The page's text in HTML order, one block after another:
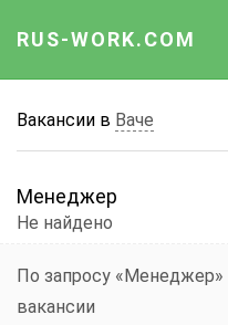
RUS-WORK.COM
Вакансии
Отрасли
Работодателю
Вакансии в Ваче
Менеджер
Не найдено
По запросу «Менеджер»
вакансии